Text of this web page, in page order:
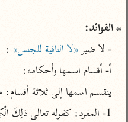
تفسير الثعلبي
* الفوائد:
- لا ضير «لا النافية للجنس» :
أ- أقسام اسمها وأحكامه:
ينقسم اسمها إلى ثلاثة